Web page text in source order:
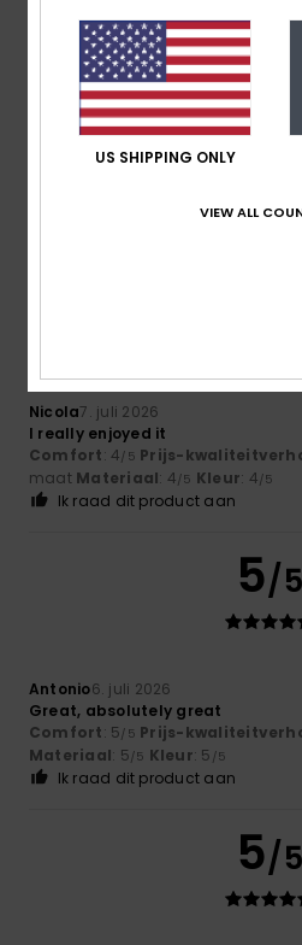
4 /
Jean-Michel10. juli 2026
Very good
Ik raad dit product aan
Nicola7. juli 2026
I really enjoyed it
Comfort: 4/5 Prijs-
maat Materiaal: 4/5 Kleur: 4/5
Ik raad dit product aan
5/5
Antonio6. juli 2026
Great, absolutely great
Comfort: 5/5 Prijs-
Materiaal: 5/5 Kleur: 5 /5
Ik raad dit product aan
5/5
US SHIPPING ONLY
VIEW ALL